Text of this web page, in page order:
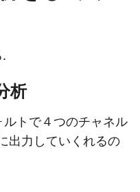
析
トで４つのチャネル
出力していくれるの